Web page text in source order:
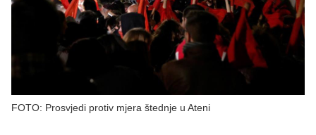
FOTO: Prosvjedi protiv mjera štednje u Ateni